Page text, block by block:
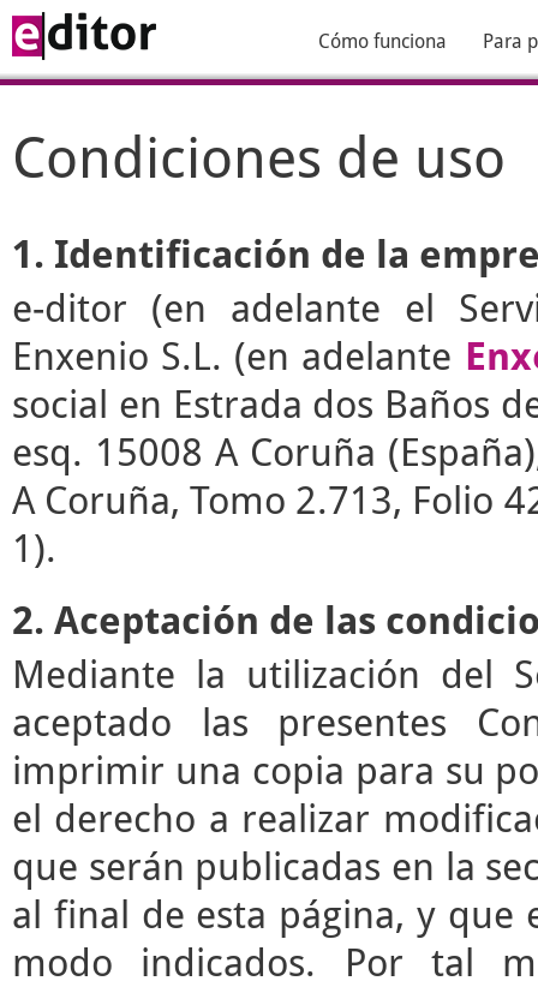
Cómo funciona Para
Condiciones de uso
1. Identificación de la
e-ditor (en adelante el
Enxenio S.L. (en adelante
social en Estrada dos Baños
esq. 15008 A Coruña
A Coruña, Tomo 2.713, Folio
1).
2. Aceptación de las
Mediante la utilización del
aceptado las presentes
imprimir una copia para su
el derecho a realizar
que serán publicadas en la
al final de esta página, y que
modo indicados. Por tal